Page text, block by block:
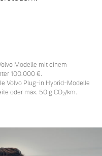
Modelle mit einem
100.000 €.
Volvo Plug-in Hybrid-Modelle
oder max. 50 g CO2/km.